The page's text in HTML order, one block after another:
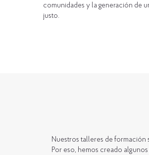
comunidades y la generación de
justo.
Nuestros talleres de formación
Por eso, hemos creado